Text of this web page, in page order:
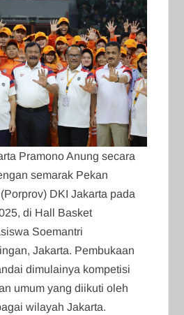
Pramono Anung secara
semarak Pekan
DKI Jakarta pada
di Hall Basket
Soemantri
Jakarta. Pembukaan
dimulainya kompetisi
umum yang diikuti oleh
wilayah Jakarta.